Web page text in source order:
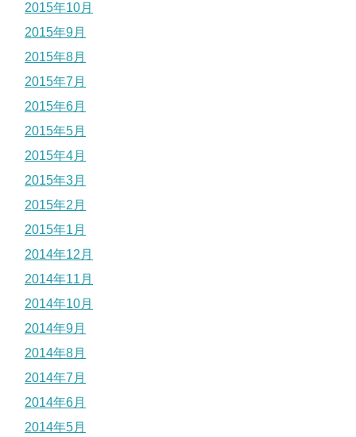
2015年10月
2015年9月
2015年8月
2015年7月
2015年6月
2015年5月
2015年4月
2015年3月
2015年2月
2015年1月
2014年12月
2014年11月
2014年10月
2014年9月
2014年8月
2014年7月
2014年6月
2014年5月